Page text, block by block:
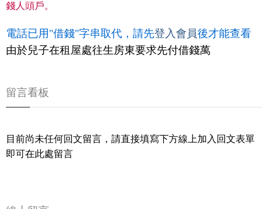
錢人頭戶。
電話已用"借錢"字串取代，請先登入會員後才能查看
由於兒子在租屋處往生房東要求先付借錢萬
留言看板
目前尚未任何回文留言，請直接填寫下方線上加入回文表單
即可在此處留言